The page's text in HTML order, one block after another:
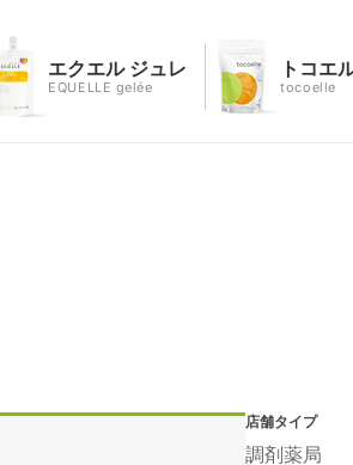
エクエル ジュレ
EQUELLE gelée
トコエ
tocoelle
店舗タイプ
調剤薬局